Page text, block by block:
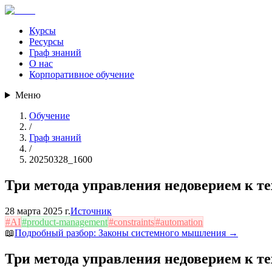
Курсы
Ресурсы
Граф знаний
О нас
Корпоративное обучение
Меню
Обучение
/
Граф знаний
/
20250328_1600
Три метода управления недоверием к
28 марта 2025 г.Источник
#AI#product-management#constraints#automation
📖Подробный разбор: Законы системного мышления →
Три метода управления недоверием к